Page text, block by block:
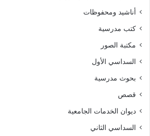
أناشيد ومحفوظات
كتب مدرسية
مكتبة الصور
السداسي الأول
بحوث مدرسية
قصص
ديوان الخدمات الجامعية
السداسي الثاني